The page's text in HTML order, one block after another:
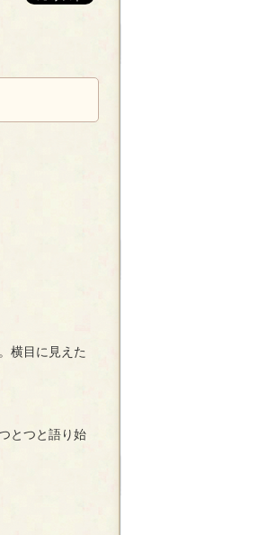
横目に見えた
とつと語り始